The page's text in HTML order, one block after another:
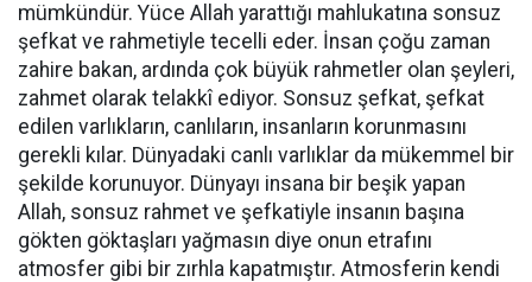
mümkündür. Yüce Allah yarattığı mahlukatına sonsuz
şefkat ve rahmetiyle tecelli eder. İnsan çoğu zaman
zahire bakan, ardında çok büyük rahmetler olan şeyleri,
zahmet olarak telakkî ediyor. Sonsuz şefkat, şefkat
edilen varlıkların, canlıların, insanların korunmasını
gerekli kılar. Dünyadaki canlı varlıklar da mükemmel bir
şekilde korunuyor. Dünyayı insana bir beşik yapan
Allah, sonsuz rahmet ve şefkatiyle insanın başına
gökten göktaşları yağmasın diye onun etrafını
atmosfer gibi bir zırhla kapatmıştır. Atmosferin kendi